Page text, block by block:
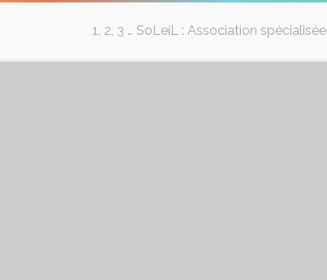
1, 2, 3 … SoLeiL : Association spécialisée